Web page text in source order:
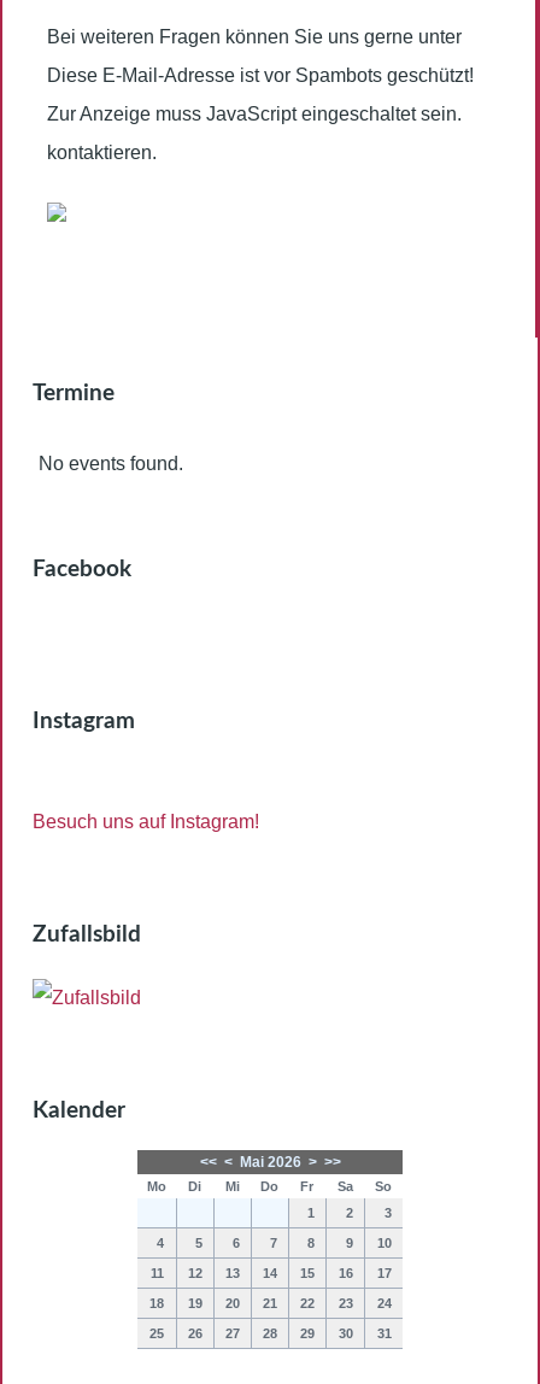
Bei weiteren Fragen können Sie uns gerne unter
Diese E-Mail-Adresse ist vor Spambots geschützt!
Zur Anzeige muss JavaScript eingeschaltet sein.
kontaktieren.
Termine
No events found.
Facebook
Instagram
Besuch uns auf Instagram!
Zufallsbild
Kalender
<< < Mai 2026 > >>
Mo Di Mi Do Fr Sa
So
1
2 3
4 5 6 7 8 9 10
11 12 13 14 15 16 17
18 19 20 21 22 23 24
25 26 27 28 29 30 31